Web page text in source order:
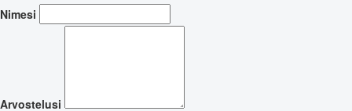
Nimesi
Arvostelusi